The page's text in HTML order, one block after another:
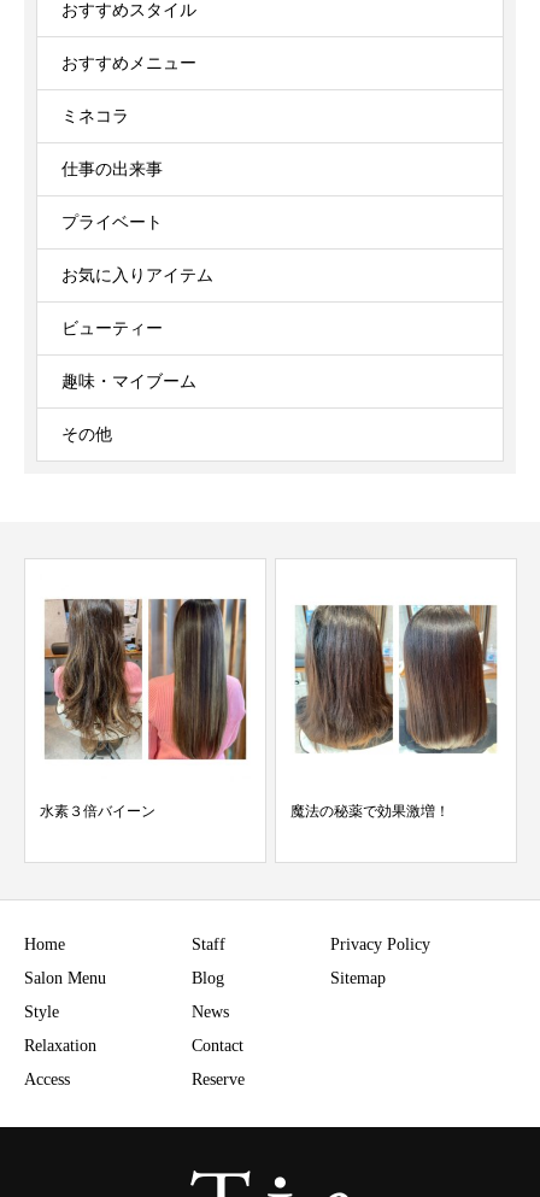
おすすめスタイル
おすすめメニュー
ミネコラ
仕事の出来事
プライベート
お気に入りアイテム
ビューティー
趣味・マイブーム
その他
魔法の秘薬で効果激増！
連日満席ありがとうございま
Home
Salon Menu
Style
Relaxation
Access
Staff
Blog
News
Contact
Reserve
Privacy Policy
Sitemap